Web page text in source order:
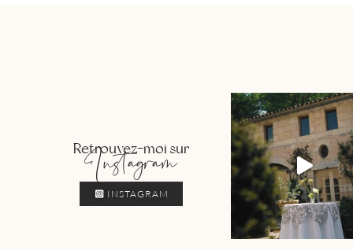
Retrouvez-moi sur
Instagram
INSTAGRAM